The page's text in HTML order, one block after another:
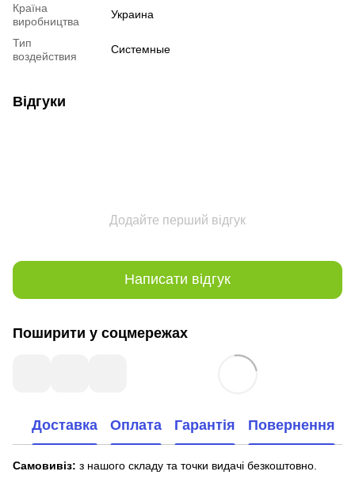
Країна
виробництва
Украина
Тип
воздействия
Системные
Відгуки
Додайте перший відгук
Написати відгук
Поширити у соцмережах
Доставка Оплата Гарантія Повернення
Самовивіз: з нашого складу та точки видачі безкоштовно.